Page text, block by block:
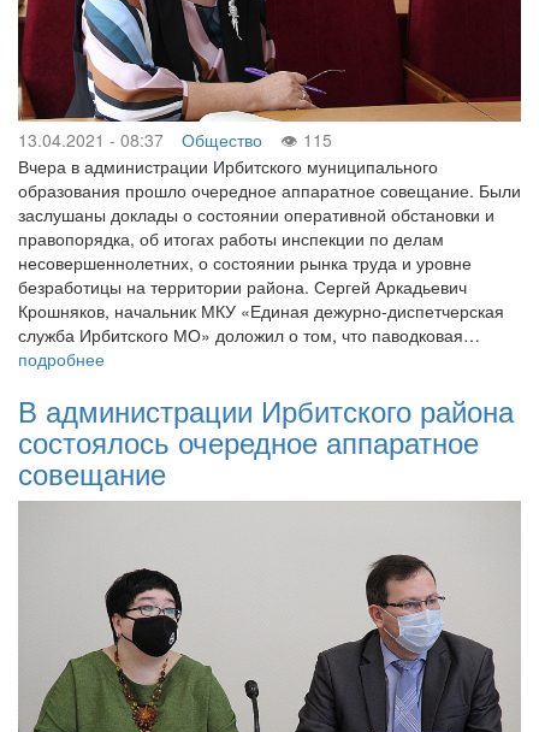
13.04.2021 - 08:37 Общество
115
Вчера в администрации Ирбитского муниципального
образования прошло очередное аппаратное совещание. Были
заслушаны доклады о состоянии оперативной обстановки и
правопорядка, об итогах работы инспекции по делам
несовершеннолетних, о состоянии рынка труда и уровне
безработицы на территории района. Сергей Аркадьевич
Крошняков, начальник МКУ «Единая дежурно-диспетчерская
служба Ирбитского МО» доложил о том, что паводковая…
подробнее
В администрации Ирбитского района
состоялось очередное аппаратное
совещание